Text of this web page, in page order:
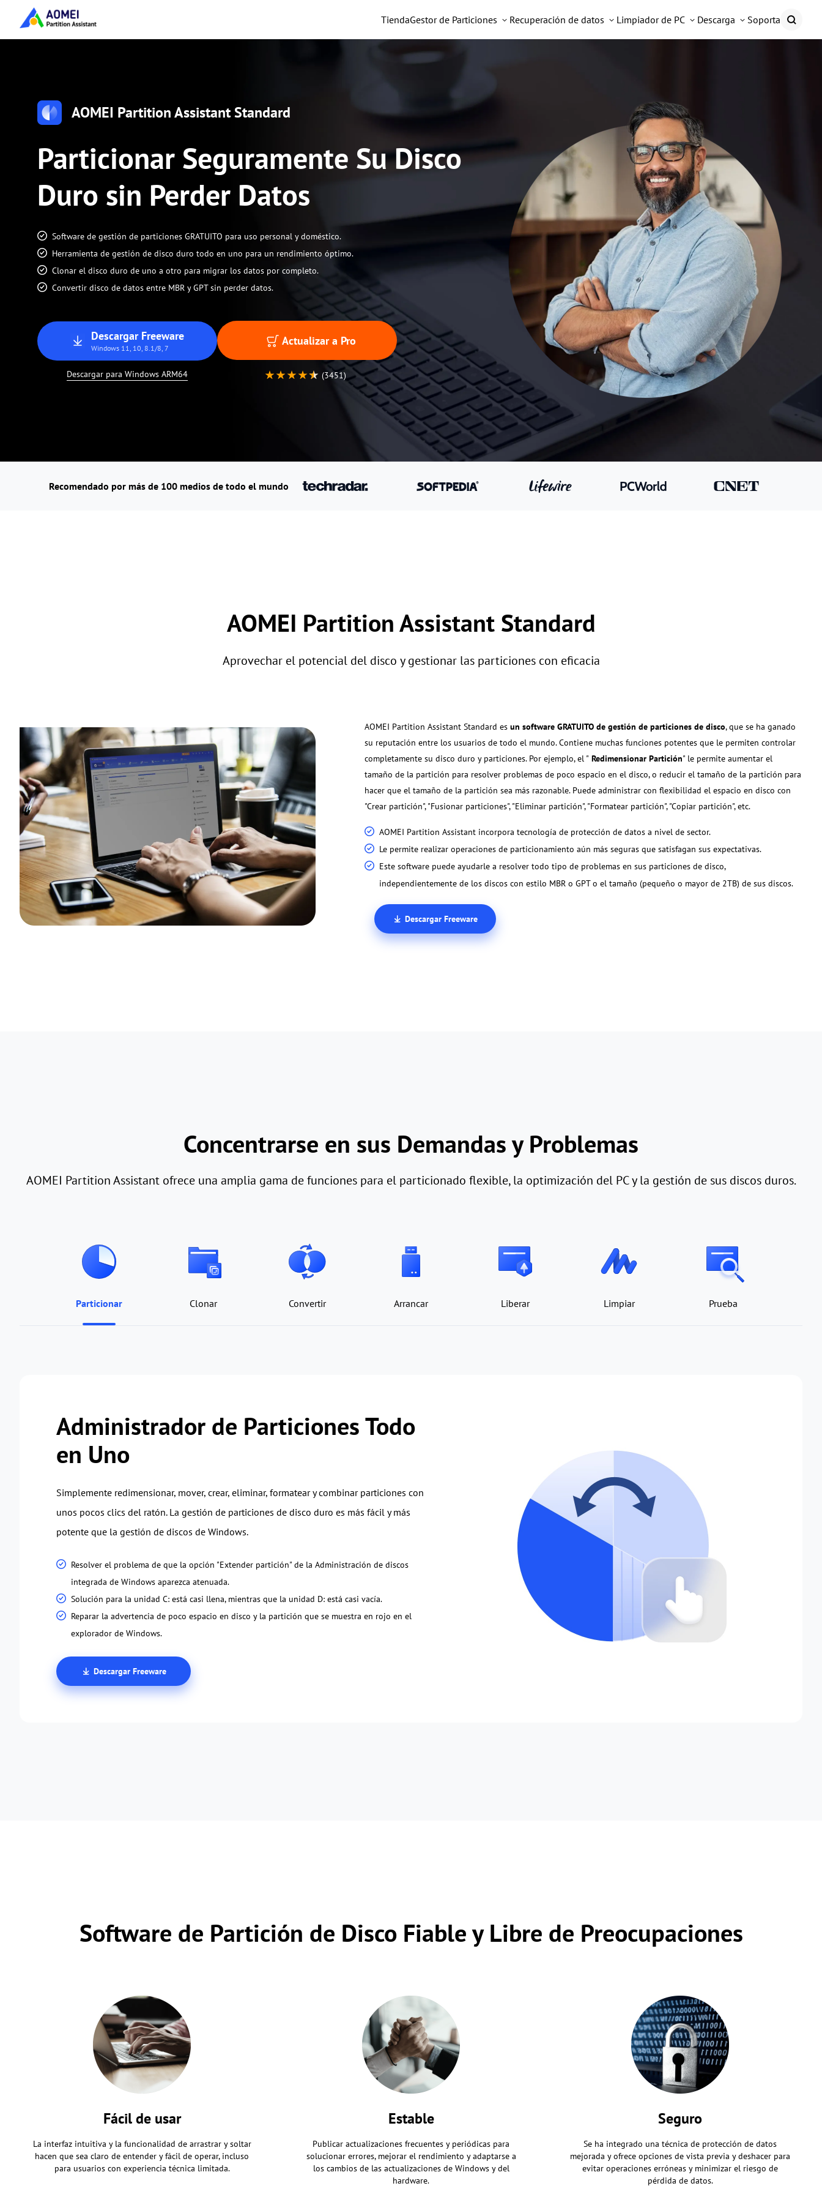
TiendaGestor de Particiones Recuperación de datos Limpiador de PC Descarga Soporta
AOMEI Partition Assistant Standard
Particionar Seguramente Su Disco
Duro sin Perder Datos
Software de gestión de particiones GRATUITO para uso personal y doméstico.
Herramienta de gestión de disco duro todo en uno para un rendimiento óptimo.
Clonar el disco duro de uno a otro para migrar los datos por completo.
Convertir disco de datos entre MBR y GPT sin perder datos.
Descargar Freeware
Windows 11, 10, 8.1/8, 7
Descargar para Windows ARM64
Actualizar a Pro
(3451)
Recomendado por más de 100 medios de todo el mundo
AOMEI Partition Assistant Standard
Aprovechar el potencial del disco y gestionar las particiones con eficacia
AOMEI Partition Assistant Standard es un software GRATUITO de gestión de particiones de disco, que se ha ganado
su reputación entre los usuarios de todo el mundo. Contiene muchas funciones potentes que le permiten controlar
completamente su disco duro y particiones. Por ejemplo, el " Redimensionar Partición" le permite aumentar el
tamaño de la partición para resolver problemas de poco espacio en el disco, o reducir el tamaño de la partición para
hacer que el tamaño de la partición sea más razonable. Puede administrar con flexibilidad el espacio en disco con
"Crear partición", "Fusionar particiones", "Eliminar partición", "Formatear partición", "Copiar partición", etc.
AOMEI Partition Assistant incorpora tecnología de protección de datos a nivel de sector.
Le permite realizar operaciones de particionamiento aún más seguras que satisfagan sus expectativas.
Este software puede ayudarle a resolver todo tipo de problemas en sus particiones de disco,
independientemente de los discos con estilo MBR o GPT o el tamaño (pequeño o mayor de 2TB) de sus discos.
Descargar Freeware
Concentrarse en sus Demandas y Problemas
AOMEI Partition Assistant ofrece una amplia gama de funciones para el particionado flexible, la optimización del PC y la gestión de sus discos duros.
Particionar Clonar Convertir Arrancar Liberar Limpiar Prueba
Administrador de Particiones Todo
en Uno
Simplemente redimensionar, mover, crear, eliminar, formatear y combinar particiones con
unos pocos clics del ratón. La gestión de particiones de disco duro es más fácil y más
potente que la gestión de discos de Windows.
Resolver el problema de que la opción "Extender partición" de la Administración de discos
integrada de Windows aparezca atenuada.
Solución para la unidad C: está casi llena, mientras que la unidad D: está casi vacía.
Reparar la advertencia de poco espacio en disco y la partición que se muestra en rojo en el
explorador de Windows.
Descargar Freeware
Software de Partición de Disco Fiable y Libre de Preocupaciones
Fácil de usar
La interfaz intuitiva y la funcionalidad de arrastrar y soltar
hacen que sea claro de entender y fácil de operar, incluso
para usuarios con experiencia técnica limitada.
Estable
Publicar actualizaciones frecuentes y periódicas para
solucionar errores, mejorar el rendimiento y adaptarse a
los cambios de las actualizaciones de Windows y del
hardware.
Seguro
Se ha integrado una técnica de protección de datos
mejorada y ofrece opciones de vista previa y deshacer para
evitar operaciones erróneas y minimizar el riesgo de
pérdida de datos.